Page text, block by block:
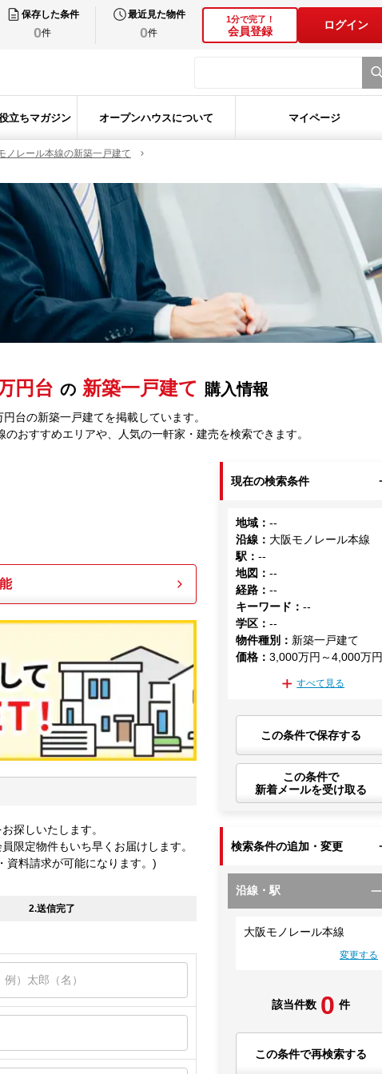
保存した条件
0件
最近見た物件
0件
1分で完了！
会員登録
ログイン
立ちマガジン オープンハウスについて マイページ
ノレール本線の新築一戸建て
円台 の 新築一戸建て 購入情報
台の新築一戸建てを掲載しています。
おすすめエリアや、人気の一軒家・建売を検索できます。
探しいたします。
限定物件もいち早くお届けします。
料請求が可能になります。)
2.送信完了
現在の検索条件
地域 ：--
沿線 ： 大阪モノレール本線
駅 ：--
地図 ：--
経路 ：--
キーワード ：--
学区 ：--
物件種別 ： 新築一戸建て
価格 ：3,000万円～4,000万円
すべて見る
この条件で保存する
この条件で
新着メールを受け取る
検索条件の追加・変更
沿線・駅
大阪モノレール本線
変更する
該当件数 0 件
この条件で再検索する